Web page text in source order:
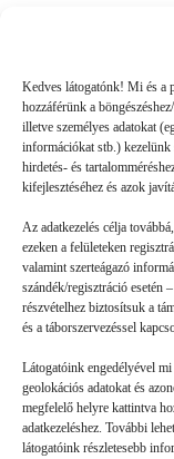
Kedves látogatónk! Mi és a
hozzáférünk a
illetve személyes adatokat
információkat stb.) kezelünk
hirdetés- és
kifejlesztéséhez és azok
Az adatkezelés célja
ezeken a felületeken
valamint szerteágazó
szándék/regisztráció esetén
részvételhez biztosítsuk a
és a táborszervezéssel
Látogatóink engedélyével
geolokációs adatokat és
megfelelő helyre kattintva
adatkezeléshez. További
látogatóink részletesebb
Volt gyors